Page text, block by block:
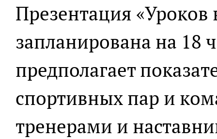
Презентация «Уроков
запланирована на 18
предполагает
спортивных пар и
тренерами и